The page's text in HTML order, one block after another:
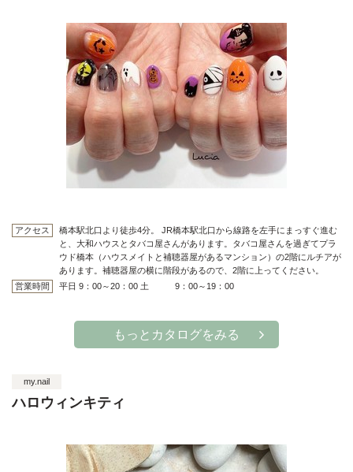
アクセス
橋本駅北口より徒歩4分。 JR橋本駅北口から線路を左手にまっすぐ進む
と、大和ハウスとタバコ屋さんがあります。タバコ屋さんを過ぎてプラ
ウド橋本（ハウスメイトと補聴器屋があるマンション）の2階にルチアが
あります。補聴器屋の横に階段があるので、2階に上ってください。
営業時間
平日 9：00～20：00 土 9：00～19：00
もっとカタログをみる
my.nail
ハロウィンキティ